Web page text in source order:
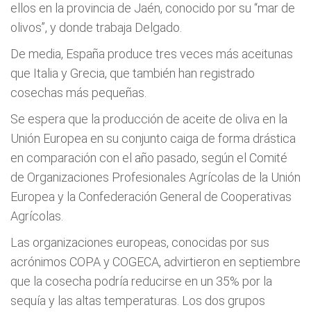
ellos en la provincia de Jaén, conocido por su “mar de
olivos”, y donde trabaja Delgado.
De media, España produce tres veces más aceitunas
que Italia y Grecia, que también han registrado
cosechas más pequeñas.
Se espera que la producción de aceite de oliva en la
Unión Europea en su conjunto caiga de forma drástica
en comparación con el año pasado, según el Comité
de Organizaciones Profesionales Agrícolas de la Unión
Europea y la Confederación General de Cooperativas
Agrícolas.
Las organizaciones europeas, conocidas por sus
acrónimos COPA y COGECA, advirtieron en septiembre
que la cosecha podría reducirse en un 35% por la
sequía y las altas temperaturas. Los dos grupos